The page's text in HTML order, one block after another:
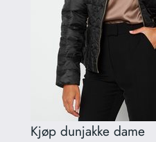
Kjøp dunjakke dame